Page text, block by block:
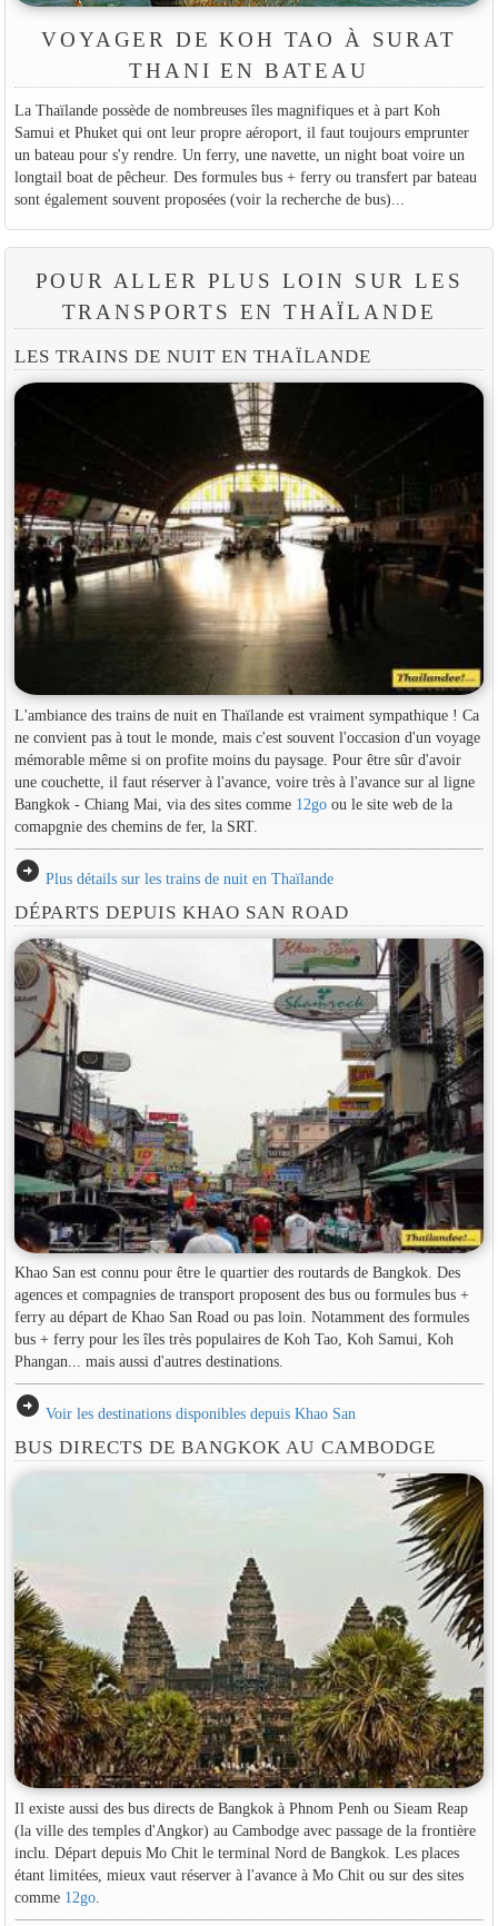
VOYAGER DE KOH TAO À SURAT
THANI EN BATEAU
La Thaïlande possède de nombreuses îles magnifiques et à part Koh
Samui et Phuket qui ont leur propre aéroport, il faut toujours emprunter
un bateau pour s'y rendre. Un ferry, une navette, un night boat voire un
longtail boat de pêcheur. Des formules bus + ferry ou transfert par bateau
sont également souvent proposées (voir la recherche de bus)...
POUR ALLER PLUS LOIN SUR LES
TRANSPORTS EN THAÏLANDE
LES TRAINS DE NUIT EN THAÏLANDE
L'ambiance des trains de nuit en Thaïlande est vraiment sympathique ! Ca
ne convient pas à tout le monde, mais c'est souvent l'occasion d'un voyage
mémorable même si on profite moins du paysage. Pour être sûr d'avoir
une couchette, il faut réserver à l'avance, voire très à l'avance sur al ligne
Bangkok - Chiang Mai, via des sites comme 12goou le site web de la
comapgnie des chemins de fer, la SRT.
arrow_circle_right Plus détails sur les trains de nuit en Thaïlande
DÉPARTS DEPUIS KHAO SAN ROAD
Khao San est connu pour être le quartier des routards de Bangkok. Des
agences et compagnies de transport proposent des bus ou formules bus +
ferry au départ de Khao San Road ou pas loin. Notamment des formules
bus + ferry pour les îles très populaires de Koh Tao, Koh Samui, Koh
Phangan... mais aussi d'autres destinations.
arrow_circle_right Voir les destinations disponibles depuis Khao San
BUS DIRECTS DE BANGKOK AU CAMBODGE
Il existe aussi des bus directs de Bangkok à Phnom Penh ou Sieam Reap
(la ville des temples d'Angkor) au Cambodge avec passage de la frontière
inclu. Départ depuis Mo Chit le terminal Nord de Bangkok. Les places
étant limitées, mieux vaut réserver à l'avance à Mo Chit ou sur des sites
comme 12go.